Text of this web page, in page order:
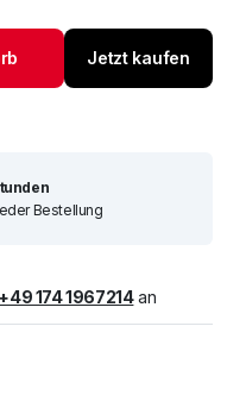
Jetzt kaufen
Bestellung
+49 174 1967214an